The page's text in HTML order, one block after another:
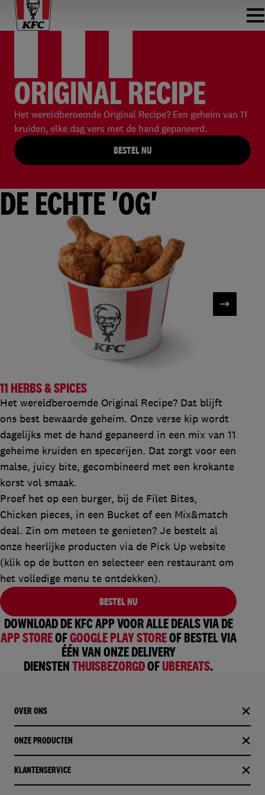
ORIGINAL RECIPE
Het wereldberoemde Original Recipe? Een geheim van 11
kruiden, elke dag vers met de hand gepaneerd.
BESTEL NU
DE ECHTE 'OG'
11 HERBS & SPICES
Het wereldberoemde Original Recipe? Dat blijft
ons best bewaarde geheim. Onze verse kip wordt
dagelijks met de hand gepaneerd in een mix van 11
geheime kruiden en specerijen. Dat zorgt voor een
malse, juicy bite, gecombineerd met een krokante
korst vol smaak.
Proef het op een burger, bij de Filet Bites,
Chicken pieces, in een Bucket of een Mix&match
deal. Zin om meteen te genieten? Je bestelt al
onze heerlijke producten via de Pick Up website
(klik op de button en selecteer een restaurant om
het volledige menu te ontdekken).
BESTEL NU
DOWNLOAD DE KFC APP VOOR ALLE DEALS VIA DE
APP STOREOFGOOGLE PLAY STOREOF BESTEL VIA
ÉÉN VAN ONZE DELIVERY
DIENSTENTHUISBEZORGDOFUBEREATS.
OVER ONS
ONZE PRODUCTEN​
KLANTENSERVICE